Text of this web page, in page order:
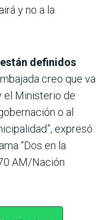
y no a la
definidos
creo que va
el Ministerio de
o al
expresó
“Dos en la
AM/Nación